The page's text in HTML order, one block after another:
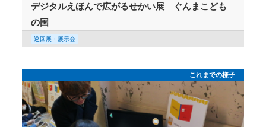
デジタルえほんで広がるせかい展 ぐんまこども
の国
巡回展・展示会
これまでの様子